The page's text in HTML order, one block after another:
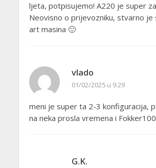
ljeta, potpisujemo! A220 je super
Neovisno o prijevozniku, stvarno
art masina 🙂
vlado
01/02/2025 u 9:29
meni je super ta 2-3 konfiguracija,
na neka prosla vremena i
G.K.